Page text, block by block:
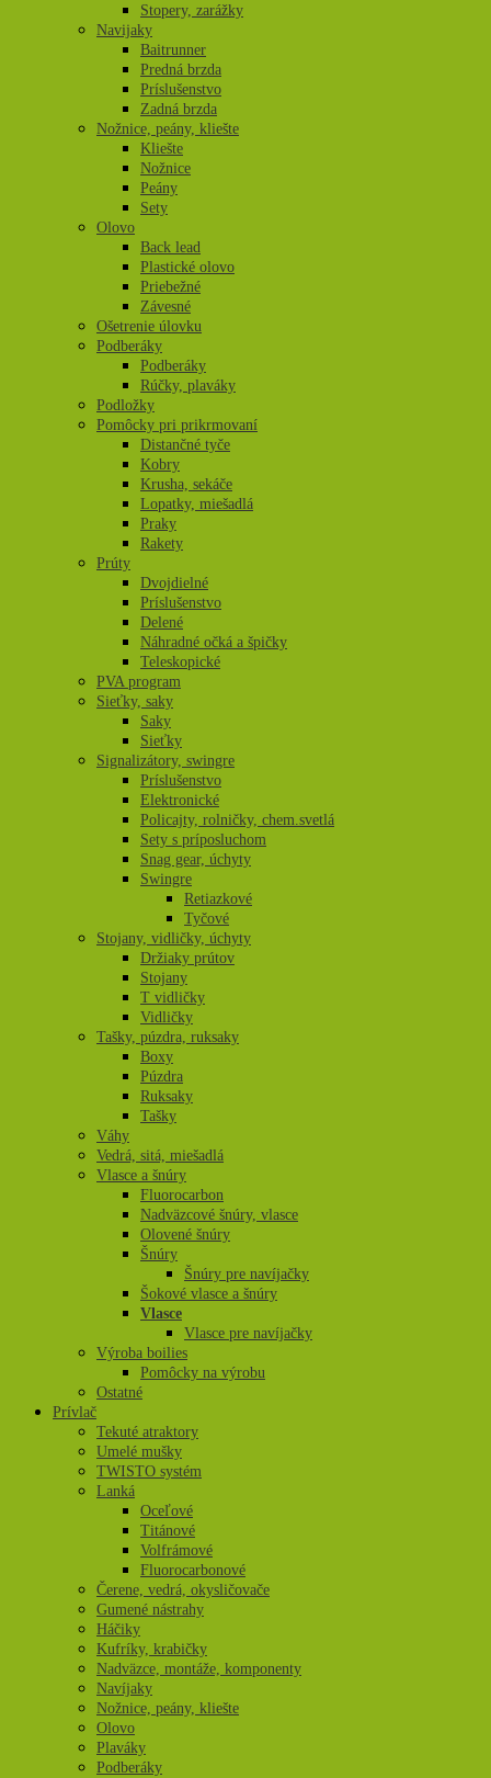
Stopery, zarážky
Navijaky
Baitrunner
Predná brzda
Príslušenstvo
Zadná brzda
Nožnice, peány, kliešte
Kliešte
Nožnice
Peány
Sety
Olovo
Back lead
Plastické olovo
Priebežné
Závesné
Ošetrenie úlovku
Podberáky
Podberáky
Rúčky, plaváky
Podložky
Pomôcky pri prikrmovaní
Distančné tyče
Kobry
Krusha, sekáče
Lopatky, miešadlá
Praky
Rakety
Prúty
Dvojdielné
Príslušenstvo
Delené
Náhradné očká a špičky
Teleskopické
PVA program
Sieťky, saky
Saky
Sieťky
Signalizátory, swingre
Príslušenstvo
Elektronické
Policajty, rolničky, chem.svetlá
Sety s príposluchom
Snag gear, úchyty
Swingre
Retiazkové
Tyčové
Stojany, vidličky, úchyty
Držiaky prútov
Stojany
T vidličky
Vidličky
Tašky, púzdra, ruksaky
Boxy
Púzdra
Ruksaky
Tašky
Váhy
Vedrá, sitá, miešadlá
Vlasce a šnúry
Fluorocarbon
Nadväzcové šnúry, vlasce
Olovené šnúry
Šnúry
Šnúry pre navíjačky
Šokové vlasce a šnúry
Vlasce
Vlasce pre navíjačky
Výroba boilies
Pomôcky na výrobu
Ostatné
Prívlač
Tekuté atraktory
Umelé mušky
TWISTO systém
Lanká
Oceľové
Titánové
Volfrámové
Fluorocarbonové
Čerene, vedrá, okysličovače
Gumené nástrahy
Háčiky
Kufríky, krabičky
Nadväzce, montáže, komponenty
Navíjaky
Nožnice, peány, kliešte
Olovo
Plaváky
Podberáky